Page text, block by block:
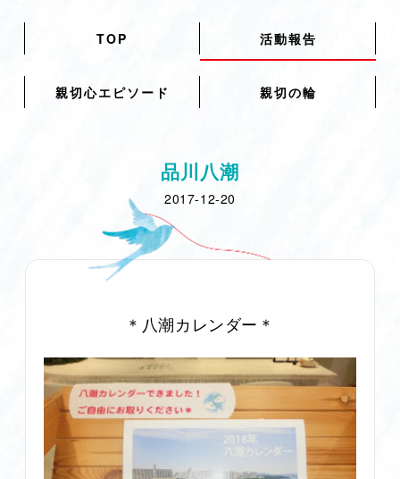
TOP 活動報告
親切心エピソード 親切の輪
品川八潮
2017-12-20
＊八潮カレンダー＊